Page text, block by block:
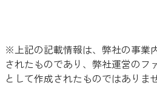
※上記の記載情報は、弊社の事業
されたものであり、弊社運営のフ
として作成されたものではありま